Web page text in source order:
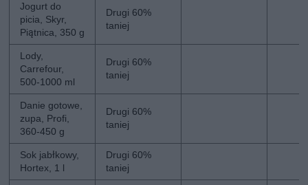
Jogurt do
picia, Skyr,
Piątnica, 350 g
Drugi 60%
taniej
Lody,
Carrefour,
500-1000 ml
Drugi 60%
taniej
Danie gotowe,
zupa, Profi,
360-450 g
Drugi 60%
taniej
Sok jabłkowy,
Hortex, 1 l
Drugi 60%
taniej